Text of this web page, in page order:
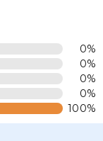
0%
0%
0%
0%
100%